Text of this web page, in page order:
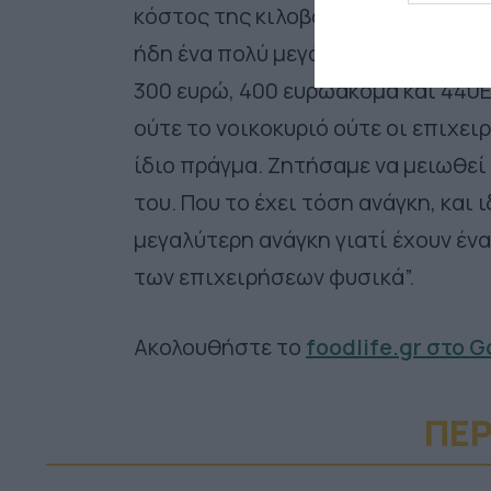
κόστος της κιλοβατώρας και να
ήδη ένα πολύ μεγάλο κόστος. Αλλά
300 ευρώ, 400 ευρώακόμα και
ούτε το νοικοκυριό ούτε οι
ίδιο πράγμα. Ζητήσαμε να
του. Που το έχει τόση ανάγκη, και
μεγαλύτερη ανάγκη γιατί έχουν
των επιχειρήσεων φυσικά”.
Ακολουθήστε το foodlife.gr στο